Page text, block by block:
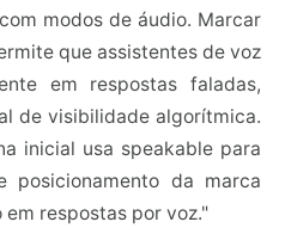
modos de áudio. Marcar
que assistentes de voz
em respostas faladas,
de visibilidade algorítmica.
inicial usa speakable para
posicionamento da marca
respostas por voz."